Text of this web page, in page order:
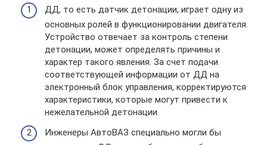
ДД, то есть датчик детонации, играет одну из
основных ролей в функционировании двигателя.
Устройство отвечает за контроль степени
детонации, может определять причины и
характер такого явления. За счет подачи
соответствующей информации от ДД на
электронный блок управления, корректируются
характеристики, которые могут привести к
нежелательной детонации.
Инженеры АвтоВАЗ специально могли бы